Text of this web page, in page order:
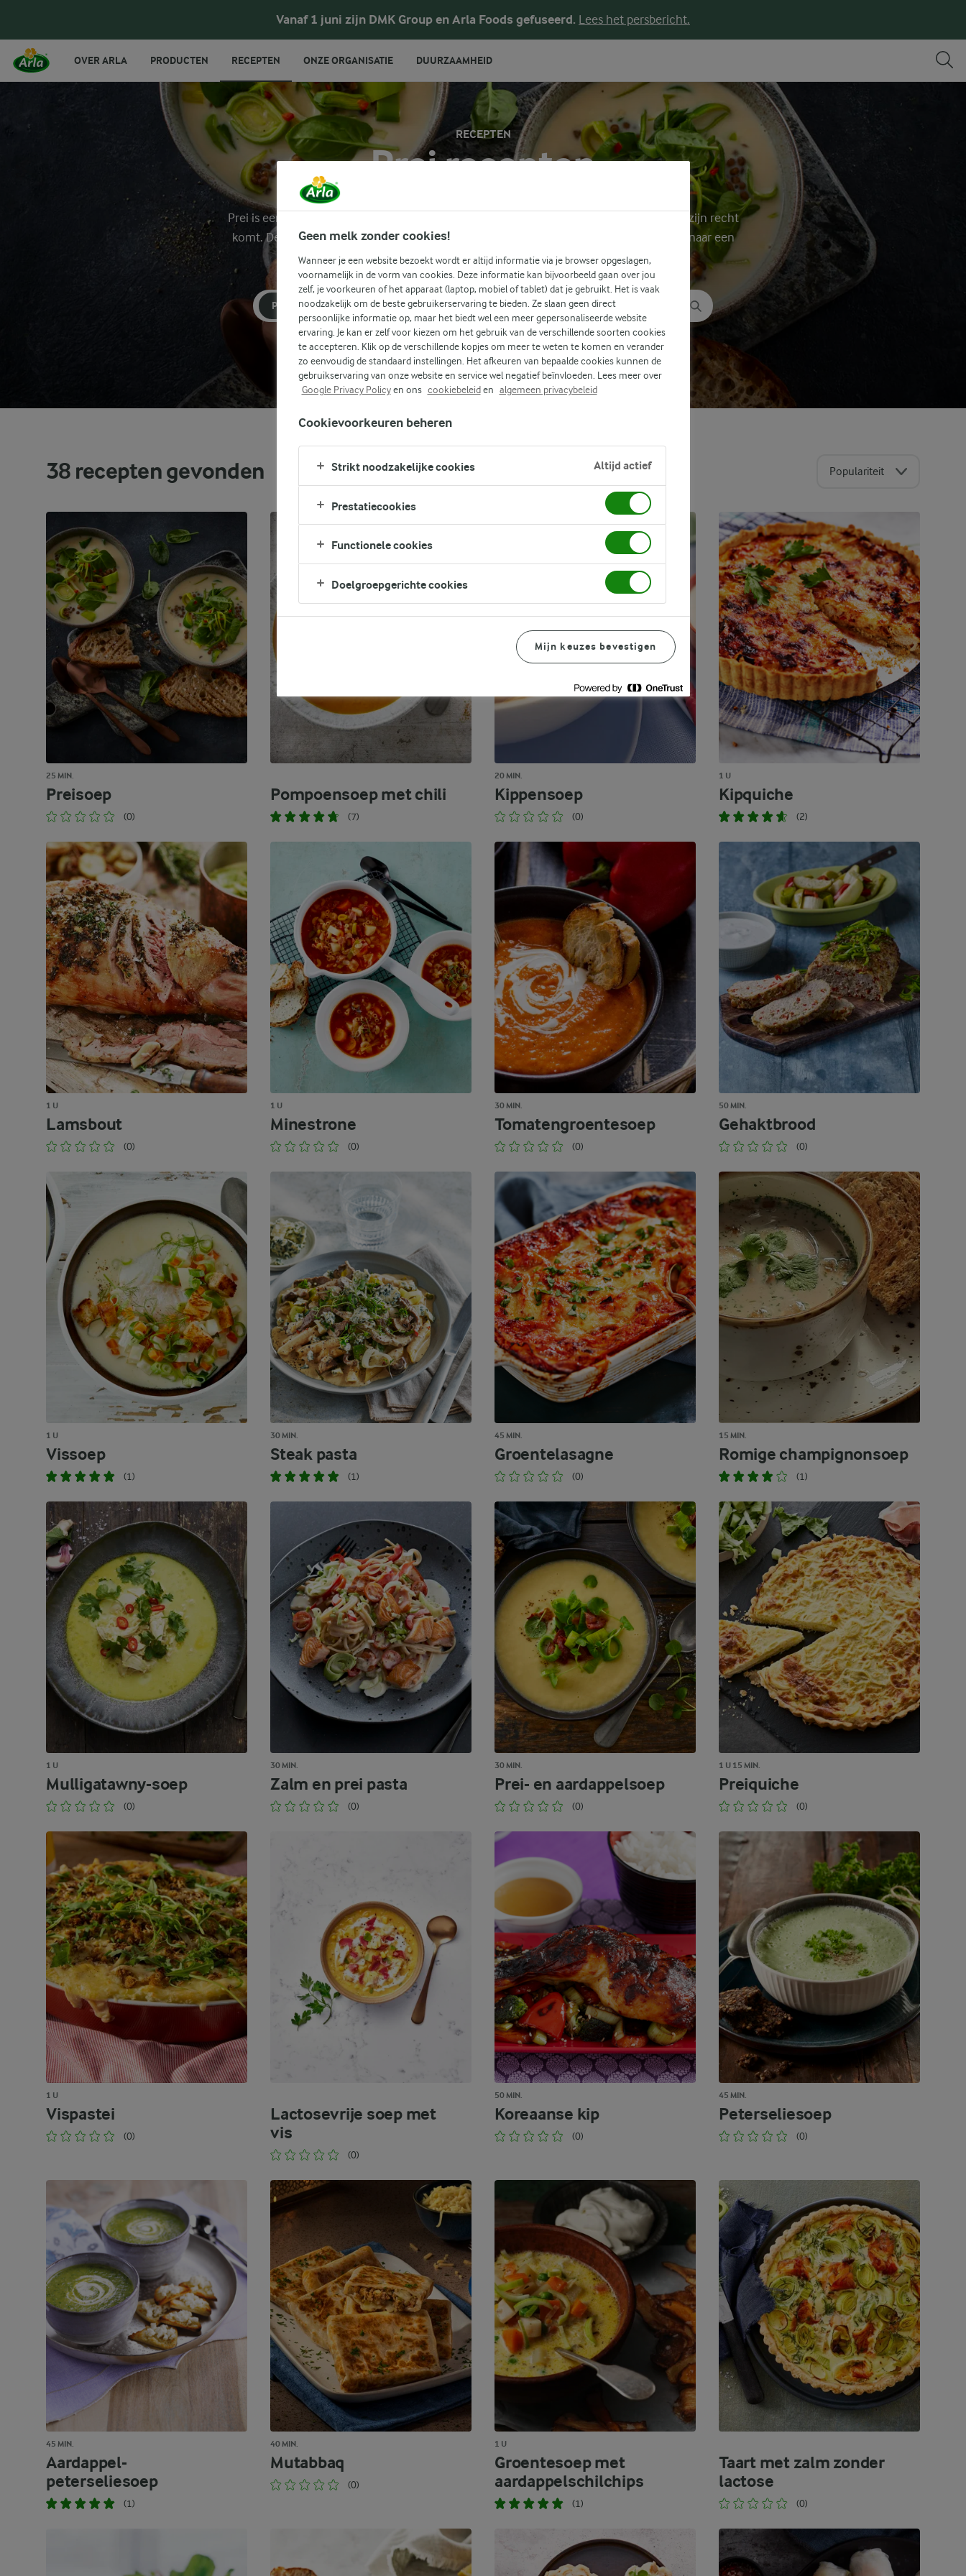
Vanaf 1 juni zijn DMK Group en Arla Foods gefuseerd. Lees het persbericht.
OVER ARLA PRODUCTEN RECEPTEN ONZE ORGANISATIE DUURZAAMHEID
RECEPTEN
Prei recepten
Prei is een veelzijdige groente die zowel in hartige taarten, soepen als ovenschotels tot zijn recht
komt. Deze prei recepten zijn eenvoudig en vol van smaak, perfect voor wie op zoek is naar een
gezonde en smakelijke maaltijd.
PREI
Zoek categorie
Zoek zoektermen in te voeren
FILTER
38 recepten gevonden Populariteit
25 MIN.
Preisoep
(0)
Pompoensoep met chili
(7)
20 MIN.
Kippensoep
(0)
1 U
Kipquiche
(2)
1 U
Lamsbout
(0)
1 U
Minestrone
(0)
30 MIN.
Tomatengroentesoep
(0)
50 MIN.
Gehaktbrood
(0)
1 U
Vissoep
(1)
30 MIN.
Steak pasta
(1)
45 MIN.
Groentelasagne
(0)
15 MIN.
Romige champignonsoep
(1)
1 U
Mulligatawny-soep
(0)
30 MIN.
Zalm en prei pasta
(0)
30 MIN.
Prei- en aardappelsoep
(0)
1 U 15 MIN.
Preiquiche
(0)
1 U
Vispastei
(0)
Lactosevrije soep met
vis
(0)
50 MIN.
Koreaanse kip
(0)
45 MIN.
Peterseliesoep
(0)
45 MIN.
Aardappel-
peterseliesoep
(1)
40 MIN.
Mutabbaq
(0)
1 U
Groentesoep met
aardappelschilchips
(1)
Taart met zalm zonder
lactose
(0)
Geen melk zonder cookies!
Wanneer je een website bezoekt wordt er altijd informatie via je browser opgeslagen,
voornamelijk in de vorm van cookies. Deze informatie kan bijvoorbeeld gaan over jou
zelf, je voorkeuren of het apparaat (laptop, mobiel of tablet) dat je gebruikt. Het is vaak
noodzakelijk om de beste gebruikerservaring te bieden. Ze slaan geen direct
persoonlijke informatie op, maar het biedt wel een meer gepersonaliseerde website
ervaring. Je kan er zelf voor kiezen om het gebruik van de verschillende soorten cookies
te accepteren. Klik op de verschillende kopjes om meer te weten te komen en verander
zo eenvoudig de standaard instellingen. Het afkeuren van bepaalde cookies kunnen de
gebruikservaring van onze website en service wel negatief beïnvloeden. Lees meer over
Google Privacy Policyen ons cookiebeleiden algemeen privacybeleid
Cookievoorkeuren beheren
Strikt noodzakelijke cookies Altijd actief
Prestatiecookies
Functionele cookies
Doelgroepgerichte cookies
Mijn keuzes bevestigen